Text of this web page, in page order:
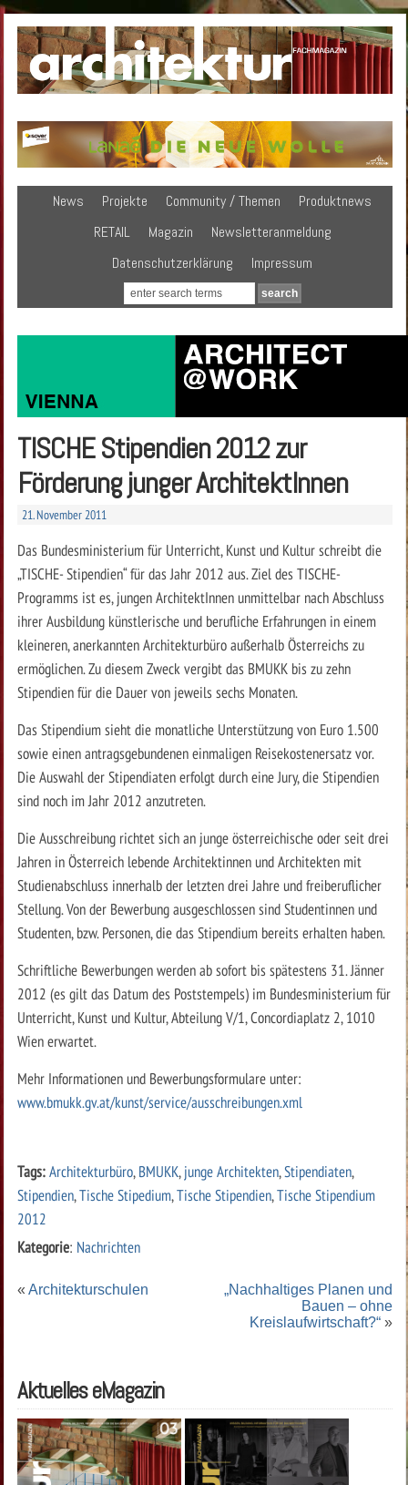
News Projekte Community / Themen
Produktnews
RETAIL
Magazin
Newsletteranmeldung
Datenschutzerklärung
Impressum
TISCHE Stipendien 2012 zur
Förderung junger ArchitektInnen
21. November 2011
Das Bundesministerium für Unterricht, Kunst und Kultur schreibt die
„TISCHE- Stipendien“ für das Jahr 2012 aus. Ziel des TISCHE-
Programms ist es, jungen ArchitektInnen unmittelbar nach Abschluss
ihrer Ausbildung künstlerische und berufliche Erfahrungen in einem
kleineren, anerkannten Architekturbüro außerhalb Österreichs zu
ermöglichen. Zu diesem Zweck vergibt das BMUKK bis zu zehn
Stipendien für die Dauer von jeweils sechs Monaten.
Das Stipendium sieht die monatliche Unterstützung von Euro 1.500
sowie einen antragsgebundenen einmaligen Reisekostenersatz vor.
Die Auswahl der Stipendiaten erfolgt durch eine Jury, die Stipendien
sind noch im Jahr 2012 anzutreten.
Die Ausschreibung richtet sich an junge österreichische oder seit drei
Jahren in Österreich lebende Architektinnen und Architekten mit
Studienabschluss innerhalb der letzten drei Jahre und freiberuflicher
Stellung. Von der Bewerbung ausgeschlossen sind Studentinnen und
Studenten, bzw. Personen, die das Stipendium bereits erhalten haben.
Schriftliche Bewerbungen werden ab sofort bis spätestens 31. Jänner
2012 (es gilt das Datum des Poststempels) im Bundesministerium für
Unterricht, Kunst und Kultur, Abteilung V/1, Concordiaplatz 2, 1010
Wien erwartet.
Mehr Informationen und Bewerbungsformulare unter:
www.bmukk.gv.at/kunst/service/ausschreibungen.xml
Tags:Architekturbüro,BMUKK,junge Architekten,Stipendiaten,
Stipendien,Tische Stipedium,Tische Stipendien,Tische Stipendium
2012
Kategorie: Nachrichten
« Architekturschulen
„Nachhaltiges Planen und
Bauen – ohne
Kreislaufwirtschaft?“ »
Aktuelles eMagazin